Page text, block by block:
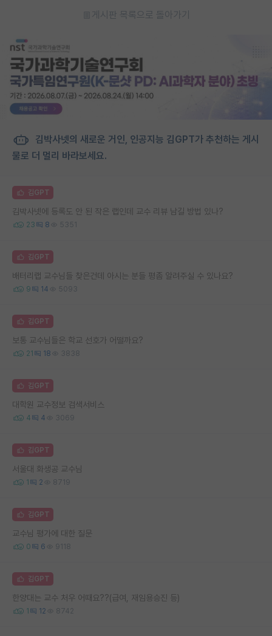
게시판 목록으로 돌아가기
김박사넷의 새로운 거인, 인공지능 김GPT가 추천하는 게시
물로 더 멀리 바라보세요.
김GPT
김박사넷에 등록도 안 된 작은 랩인데 교수 리뷰 남길 방법 있나?
23 8 5351
김GPT
배터리랩 교수님들 찾은건데 아시는 분들 평좀 알려주실 수 있나요?
9 14 5093
김GPT
보통 교수님들은 학교 선호가 어떨까요?
21 18 3838
김GPT
대학원 교수정보 검색서비스
4 4 3069
김GPT
서울대 화생공 교수님
1 2 8719
김GPT
교수님 평가에 대한 질문
0 6 9118
김GPT
한양대는 교수 처우 어때요??(급여, 재임용승진 등)
1 12 8742